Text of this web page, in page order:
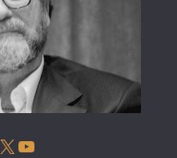
X YouTube